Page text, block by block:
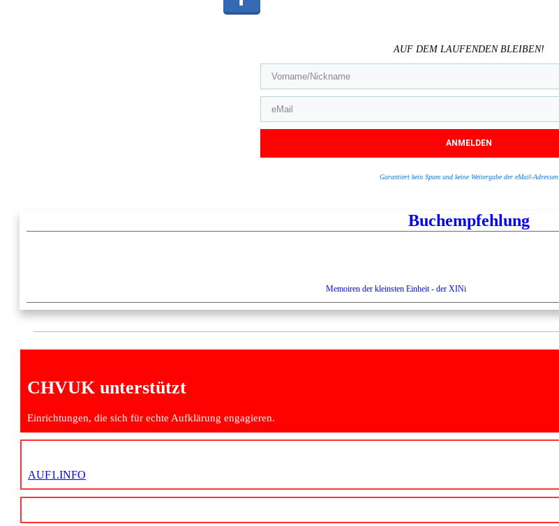
AUF DEM LAUFENDEN BLEIBEN!
ANMELDEN
Garantiert kein Spam und keine Weitergabe der eMail-Adressen
Buchempfehlung
Memoiren der kleinsten Einheit - der XINi
CHVUK unterstützt
Einrichtungen, die sich für echte Aufklärung engagieren.
AUF1.INFO